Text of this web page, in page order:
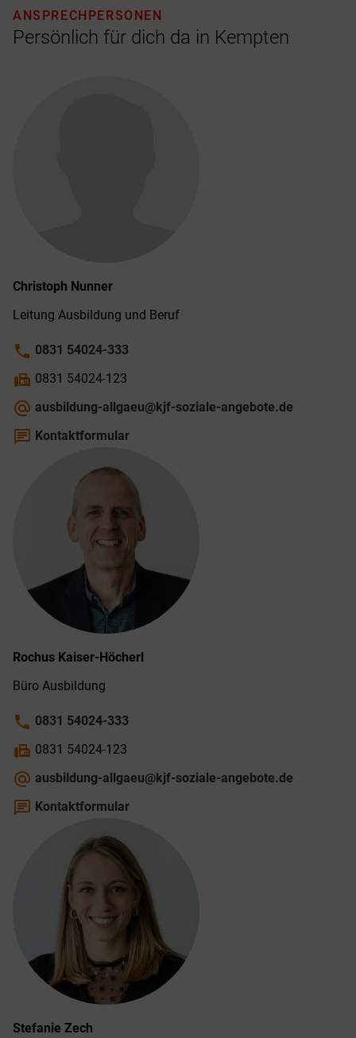
Persönlich für dich da in Kempten
ANSPRECHPERSONEN
Christoph Nunner
Leitung Ausbildung und Beruf
phone 0831 54024-333
fax 0831 54024-123
alternate_email ausbildung-allgaeu@kjf-soziale-angebote.de
chat Kontaktformular
Rochus Kaiser-Höcherl
Büro Ausbildung
phone 0831 54024-333
fax 0831 54024-123
alternate_email ausbildung-allgaeu@kjf-soziale-angebote.de
chat Kontaktformular
Stefanie Zech